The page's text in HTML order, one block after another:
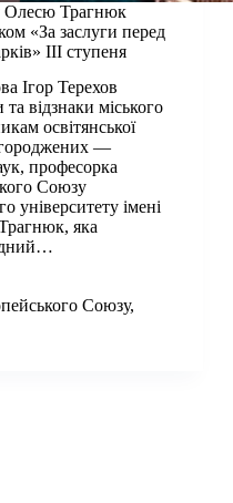
Олесю Трагнюк
«За заслуги перед
ІІІ ступеня
Ігор Терехов
відзнаки міського
освітянської
—
професорка
Союзу
університету імені
яка
Союзу,